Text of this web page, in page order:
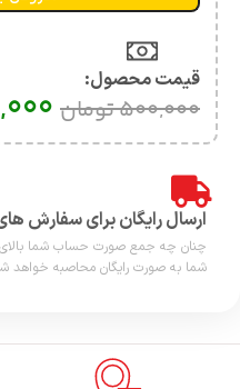
قیمت محصول:​
500,000تومان
ارسال رایگان برای سفارش های بالای 10
شما به صورت رایگان محاصبه خواهد